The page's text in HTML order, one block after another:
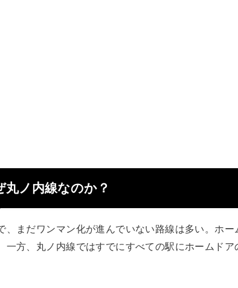
丸ノ内線なのか？
、まだワンマン化が進んでいない路線は多い。ホ
一方、丸ノ内線ではすでにすべての駅にホームド